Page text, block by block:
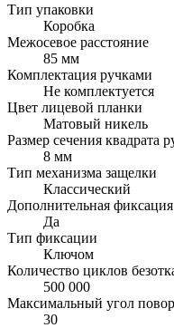
Тип упаковки
Коробка
Межосевое расстояние
85 мм
Комплектация ручками
Не комплектуется
Цвет лицевой планки
Матовый никель
Размер сечения квадрата
8 мм
Тип механизма защелки
Классический
Дополнительная фиксация
Да
Тип фиксации
Ключом
Количество циклов
500 000
Максимальный угол
30